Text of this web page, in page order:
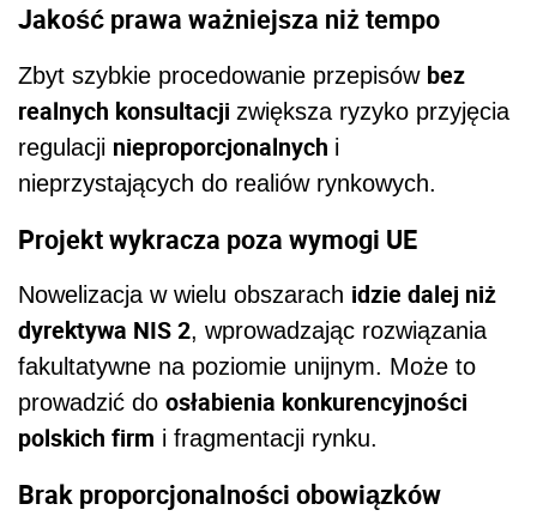
Jakość prawa ważniejsza niż tempo
Zbyt szybkie procedowanie przepisów bez
realnych konsultacji zwiększa ryzyko przyjęcia
regulacji nieproporcjonalnych i
nieprzystających do realiów rynkowych.
Projekt wykracza poza wymogi UE
Nowelizacja w wielu obszarach idzie dalej niż
dyrektywa NIS 2, wprowadzając rozwiązania
fakultatywne na poziomie unijnym. Może to
prowadzić do osłabienia konkurencyjności
polskich firm i fragmentacji rynku.
Brak proporcjonalności obowiązków